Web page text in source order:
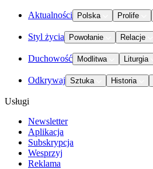
Aktualności Polska Prolife
Styl życia Powołanie Relacje
Duchowość Modlitwa Liturgia
Odkrywaj Sztuka Historia
Usługi
Newsletter
Aplikacja
Subskrypcja
Wesprzyj
Reklama